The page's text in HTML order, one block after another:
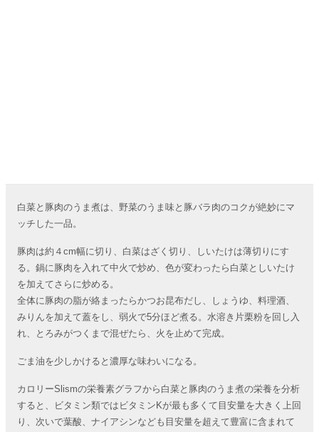
白菜と豚肉のうま煮は、野菜のうま味と豚バラ肉のコクが絶妙にマ
ッチした一品。
豚肉は約４cm幅に切り、白菜はざく切り、しいたけは薄切りにす
る。鍋に豚肉を入れて中火で炒め、色が変わったら白菜としいたけ
を加えてさらに炒める。
全体に豚肉の脂が絡まったらかつお昆布だし、しょうゆ、料理酒、
みりんを加えて蓋をし、弱火で5分ほど煮る。水溶き片栗粉を回し入
れ、とろみがつくまで混ぜたら、火を止めて完成。
ごま油を少しかけると濃厚な味わいになる。
カロリーSlismの栄養素グラフから白菜と豚肉のうま煮の栄養を分析
すると、ビタミン類ではビタミンKが最も多くて目安量を大きく上回
り、次いで葉酸、ナイアシンなども目安量を超えて豊富に含まれて